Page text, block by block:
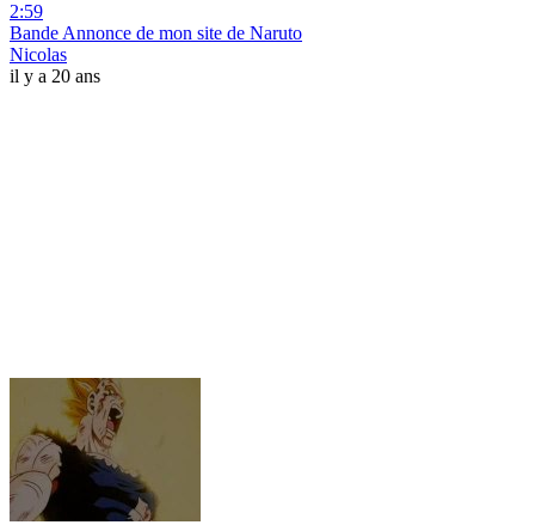
2:59
Bande Annonce de mon site de Naruto
Nicolas
il y a 20 ans